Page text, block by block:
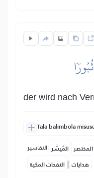
der wird nach
Tala balimbola
التفاسير: المُيسَّر المختصر
النفحات المكية | هدايات